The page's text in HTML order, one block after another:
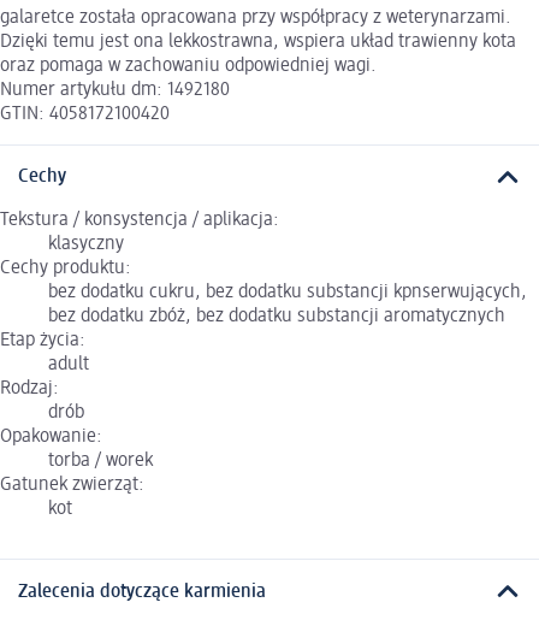
galaretce została opracowana przy współpracy z weterynarzami.
Dzięki temu jest ona lekkostrawna, wspiera układ trawienny kota
oraz pomaga w zachowaniu odpowiedniej wagi.
Numer artykułu dm: 1492180
GTIN: 4058172100420
Cechy
Tekstura / konsystencja / aplikacja:
klasyczny
Cechy produktu:
bez dodatku cukru, bez dodatku substancji kpnserwujących,
bez dodatku zbóż, bez dodatku substancji aromatycznych
Etap życia:
adult
Rodzaj:
drób
Opakowanie:
torba / worek
Gatunek zwierząt:
kot
Zalecenia dotyczące karmienia